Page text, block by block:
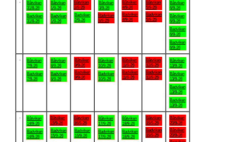
Båtviken
31/8-26
Badviken
31/8-26
Båtviken
1/9-26
Badviken
1/9-26
Båtviken
2/9-26
Badviken
2/9-26
Båtviken
3/9-26
Badviken
3/9-26
Båtviken
4/9-26
Badviken
4/9-26
Båtviken
5/9-26
Badviken
5/9-26
Båtviken
6/9-26
Båtviken
6/9-26
Badviken
6/9-26
Badviken
6/9-26
Båtviken
7/9-26
Badviken
7/9-26
Båtviken
8/9-26
Badviken
8/9-26
Båtviken
9/9-26
Badviken
9/9-26
Båtviken
10/9-26
Badviken
10/9-26
Båtviken
11/9-26
Badviken
11/9-26
Båtviken
12/9-26
Badviken
12/9-26
Båtviken
13/9-26
Båtviken
13/9-26
Badviken
13/9-26
Badviken
13/9-26
Båtviken
14/9-26
Badviken
14/9-26
Båtviken
15/9-26
Badviken
15/9-26
Båtviken
16/9-26
Badviken
16/9-26
Båtviken
17/9-26
Badviken
17/9-26
Båtviken
18/9-26
Badviken
18/9-26
Båtviken
19/9-26
Badviken
19/9-26
Båtviken
20/9-26
Båtviken
20/9-26